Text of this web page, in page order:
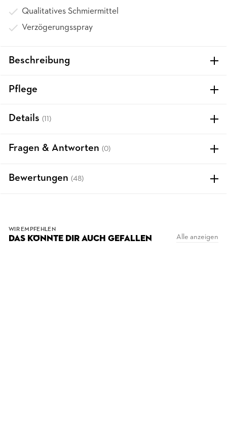
Qualitatives Schmiermittel
Verzögerungsspray
Beschreibung
Pflege
Details (11)
Fragen & Antworten (0)
Bewertungen (48)
WIR EMPFEHLEN
DAS KÖNNTE DIR AUCH GEFALLEN Alle anzeigen